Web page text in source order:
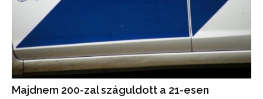
Majdnem 200-zal száguldott a 21-esen